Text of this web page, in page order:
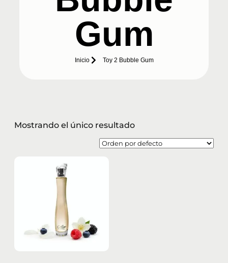
Gum
Inicio Toy 2 Bubble Gum
Mostrando el único resultado